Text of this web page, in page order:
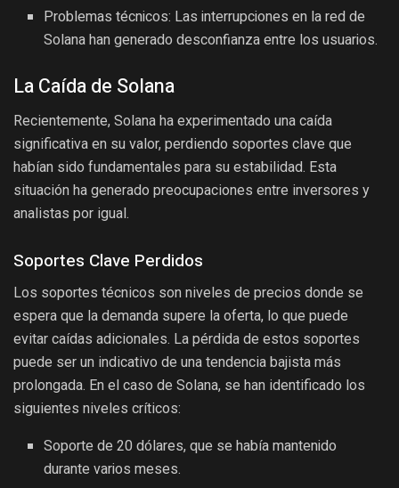
Problemas técnicos: Las interrupciones en la red de
Solana han generado desconfianza entre los usuarios.
La Caída de Solana
Recientemente, Solana ha experimentado una caída
significativa en su valor, perdiendo soportes clave que
habían sido fundamentales para su estabilidad. Esta
situación ha generado preocupaciones entre inversores y
analistas por igual.
Soportes Clave Perdidos
Los soportes técnicos son niveles de precios donde se
espera que la demanda supere la oferta, lo que puede
evitar caídas adicionales. La pérdida de estos soportes
puede ser un indicativo de una tendencia bajista más
prolongada. En el caso de Solana, se han identificado los
siguientes niveles críticos:
Soporte de 20 dólares, que se había mantenido
durante varios meses.